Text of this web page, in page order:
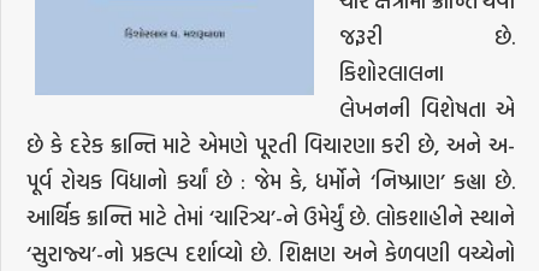
જરૂરી છે.
કિશોરલાલના
લેખનની વિશેષતા એ
છે કે દરેક ક્રાન્તિ માટે એમણે પૂરતી વિચારણા કરી છે, અને અ-
પૂર્વ રોચક વિધાનો કર્યાં છે : જેમ કે, ધર્મોને ‘નિષ્પ્રાણ’ કહ્યા છે.
આર્થિક ક્રાન્તિ માટે તેમાં ‘ચારિત્ર્ય’-ને ઉમેર્યું છે. લોકશાહીને સ્થાને
‘સુરાજ્ય’-નો પ્રકલ્પ દર્શાવ્યો છે. શિક્ષણ અને કેળવણી વચ્ચેનો